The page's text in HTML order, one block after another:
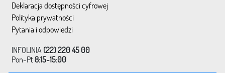
Deklaracja dostępności cyfrowej
Polityka prywatności
Pytania i odpowiedzi
INFOLINIA (22) 220 45 00
Pon-Pt8:15-15:00